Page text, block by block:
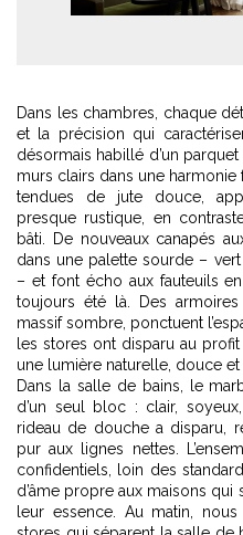
Dans les chambres, chaque
et la précision qui
désormais habillé d’un
murs clairs dans une
tendues de jute douce,
presque rustique, en
bâti. De nouveaux canapés
dans une palette sourde –
– et font écho aux fauteuils
toujours été là. Des
massif sombre, ponctuent
les stores ont disparu au
une lumière naturelle, douce
Dans la salle de bains, le
d’un seul bloc : clair,
rideau de douche a disparu,
pur aux lignes nettes.
confidentiels, loin des
d’âme propre aux maisons
leur essence. Au matin,